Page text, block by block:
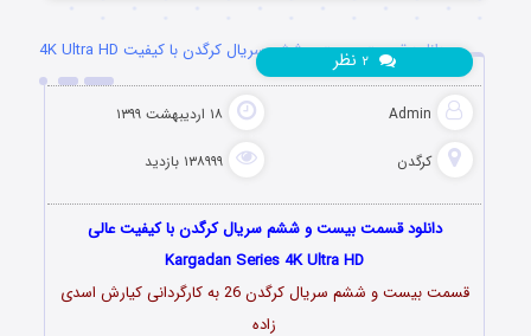
دانلود قسمت بیست و ششم سریال کرگدن با کیفیت 4K Ultra HD
Admin ۱۸ اردیبهشت ۱۳۹۹
کرگدن ۱۳۸۹۹۹ بازدید
۲ نظر
دانلود قسمت بیست و ششم سریال کرگدن با کیفیت عالی
Kargadan Series 4K Ultra HD
قسمت بیست و ششم سریال کرگدن 26 به کارگردانی کیارش
اسدى
زاده